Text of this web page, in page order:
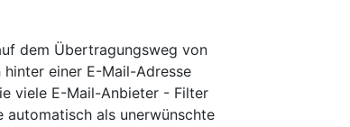
dem Übertragungsweg von
einer E-Mail-Adresse
viele E-Mail-Anbieter - Filter
automatisch als unerwünschte